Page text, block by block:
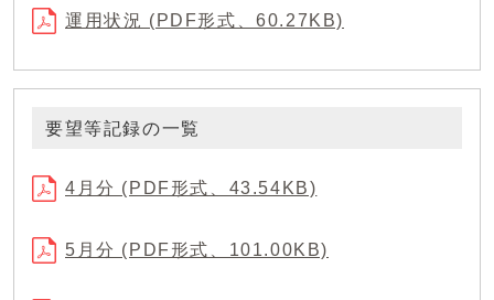
運用状況 (PDF形式、60.27KB)
要望等記録の一覧
4月分 (PDF形式、43.54KB)
5月分 (PDF形式、101.00KB)